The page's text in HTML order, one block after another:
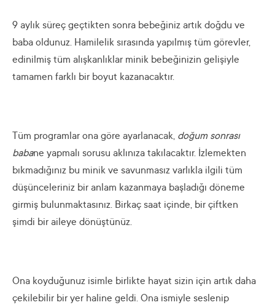
9 aylık süreç geçtikten sonra bebeğiniz artık doğdu ve
baba oldunuz. Hamilelik sırasında yapılmış tüm görevler,
edinilmiş tüm alışkanlıklar minik bebeğinizin gelişiyle
tamamen farklı bir boyut kazanacaktır.
Tüm programlar ona göre ayarlanacak, doğum sonrası
babane yapmalı sorusu aklınıza takılacaktır. İzlemekten
bıkmadığınız bu minik ve savunmasız varlıkla ilgili tüm
düşünceleriniz bir anlam kazanmaya başladığı döneme
girmiş bulunmaktasınız. Birkaç saat içinde, bir çiftken
şimdi bir aileye dönüştünüz.
Ona koyduğunuz isimle birlikte hayat sizin için artık daha
çekilebilir bir yer haline geldi. Ona ismiyle seslenip